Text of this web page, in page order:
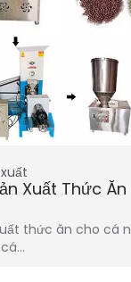
Xuất Thức
thức ăn cho cá